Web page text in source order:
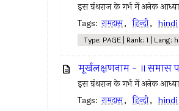
इस ग्रंथराज के गर्भ में अनेक
Tags: रामदास, हिन्दी, hindi
Type: PAGE | Rank: 1 | Lang: hi
मूर्खलक्षणनाम - ॥ समास
इस ग्रंथराज के गर्भ में अनेक
Tags: रामदास, हिन्दी, hindi